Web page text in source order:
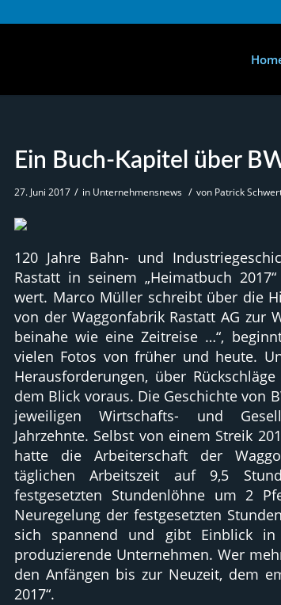
Ein Buch-Kapitel über
27. Juni 2017 / in Unternehmensnews / von Patrick
120 Jahre Bahn- und
Rastatt in seinem „Heimatbuch
wert. Marco Müller schreibt über die
von der Waggonfabrik Rastatt AG zur
beinahe wie eine Zeitreise …“,
vielen Fotos von früher und heute.
Herausforderungen, über
dem Blick voraus. Die Geschichte von
jeweiligen Wirtschafts- und
Jahrzehnte. Selbst von einem Streik
hatte die Arbeiterschaft der
täglichen Arbeitszeit auf 9,5
festgesetzten Stundenlöhne um 2
Neuregelung der festgesetzten
sich spannend und gibt Einblick
produzierende Unternehmen. Wer
den Anfängen bis zur Neuzeit, dem
2017“.